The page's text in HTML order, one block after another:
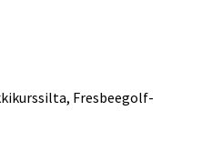
Fresbeegolf-